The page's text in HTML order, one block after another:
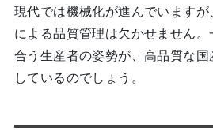
現代では機械化が進んでいます
による品質管理は欠かせません
合う生産者の姿勢が、高品質な
しているのでしょう。